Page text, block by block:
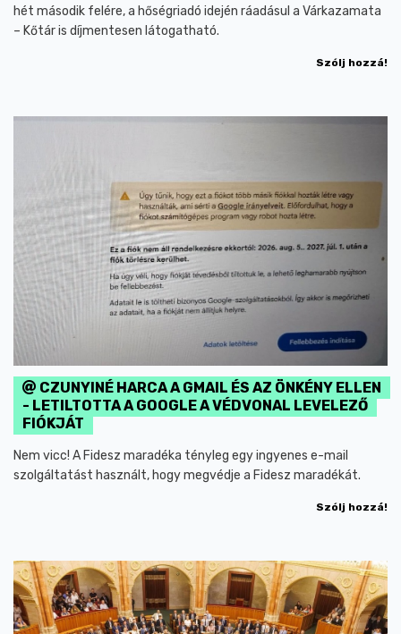
hét második felére, a hőségriadó idején ráadásul a Várkazamata
– Kőtár is díjmentesen látogatható.
Szólj hozzá!
CZUNYINÉ HARCA A GMAIL ÉS AZ ÖNKÉNY ELLEN
- LETILTOTTA A GOOGLE A VÉDVONAL LEVELEZŐ
FIÓKJÁT
Nem vicc! A Fidesz maradéka tényleg egy ingyenes e-mail
szolgáltatást használt, hogy megvédje a Fidesz maradékát.
Szólj hozzá!